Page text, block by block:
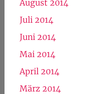
August 2014
Juli 2014
Juni 2014
Mai 2014
April 2014
März 2014